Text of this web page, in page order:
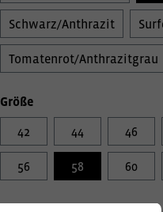
Schwarz/Anthrazit
Tomatenrot/Anthrazitgrau
Größe
42 44 46
56 58 60